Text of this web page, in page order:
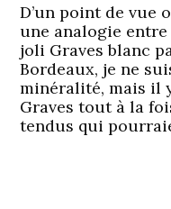
D’un point de vue
une analogie entre
joli Graves blanc
Bordeaux, je ne
minéralité, mais il
Graves tout à la
tendus qui